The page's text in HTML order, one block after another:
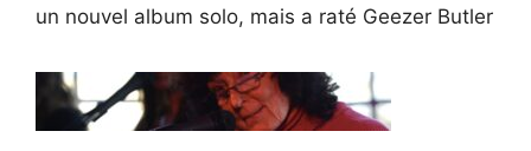
un nouvel album solo, mais a raté Geezer Butler